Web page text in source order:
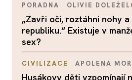
PORADNA OLIVIE
„Zavři oči, roztáhni nohy
republiku.“ Existuje v
sex?
CIVILIZACE APOLENA
Husákovy děti vzpomínají